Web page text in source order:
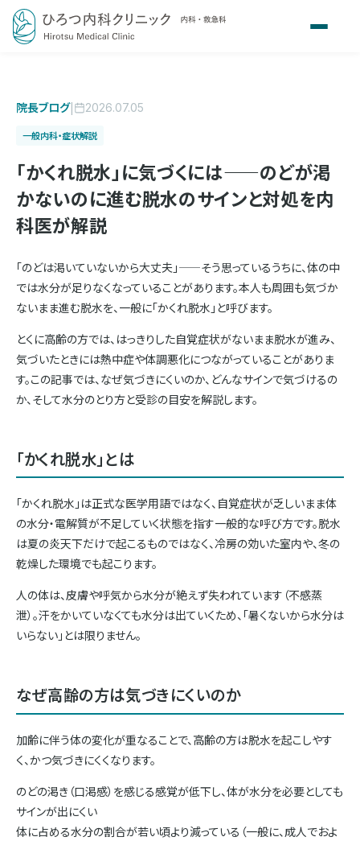
院長ブログ| 2026.07.05
一般内科・症状解説
「かくれ脱水」に気づくには——のどが渇
かないのに進む脱水のサインと対処を内
科医が解説
「のどは渇いていないから大丈夫」——そう思っているうちに、体の中
では水分が足りなくなっていることがあります。本人も周囲も気づか
ないまま進む脱水を、一般に「かくれ脱水」と呼びます。
とくに高齢の方では、はっきりした自覚症状がないまま脱水が進み、
気づいたときには熱中症や体調悪化につながっていることがありま
す。この記事では、なぜ気づきにくいのか、どんなサインで気づけるの
か、そして水分のとり方と受診の目安を解説します。
「かくれ脱水」とは
「かくれ脱水」は正式な医学用語ではなく、自覚症状が乏しいまま体
の水分・電解質が不足していく状態を指す一般的な呼び方です。脱水
は夏の炎天下だけで起こるものではなく、冷房の効いた室内や、冬の
乾燥した環境でも起こります。
人の体は、皮膚や呼気から水分が絶えず失われています（不感蒸
泄）。汗をかいていなくても水分は出ていくため、「暑くないから水分は
いらない」とは限りません。
なぜ高齢の方は気づきにくいのか
加齢に伴う体の変化が重なることで、高齢の方は脱水を起こしやす
く、かつ気づきにくくなります。
のどの渇き（口渇感）を感じる感覚が低下し、体が水分を必要としても
サインが出にくい
体に占める水分の割合が若い頃より減っている（一般に、成人でおよ